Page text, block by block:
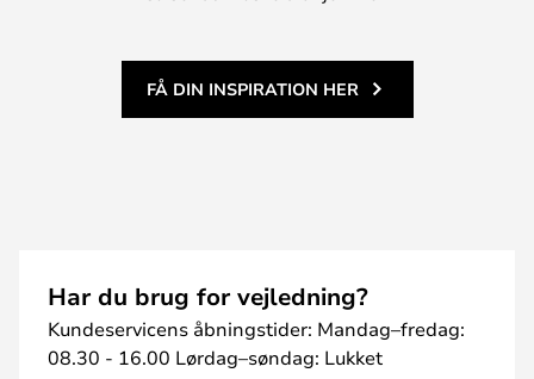
FÅ DIN INSPIRATION HER
Har du brug for vejledning?
Kundeservicens åbningstider: Mandag–fredag:
08.30 - 16.00 Lørdag–søndag: Lukket